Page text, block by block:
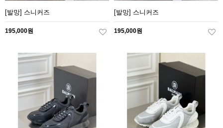
[발망] 스니커즈
195,000원
[발망] 스니커즈
195,000원